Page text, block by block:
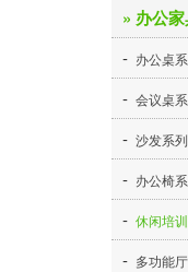
- 医用床
- 输液架
- 医用屏风
- 塑钢护
- 彩钢护
- 不锈钢治
- 门诊诊
- 儿童诊
- 中医诊
» 办公
- 办公桌
- 会议桌
- 沙发系列
- 办公椅
- 休闲培
- 多功能